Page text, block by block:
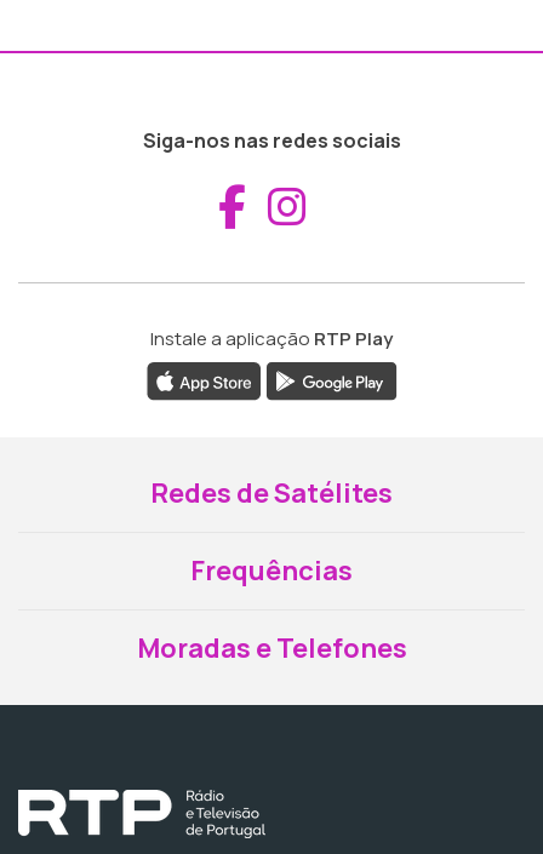
Siga-nos nas redes sociais
Aceder ao
Instale a aplicação RTP Play
Redes de Satélites
Frequências
Moradas e Telefones